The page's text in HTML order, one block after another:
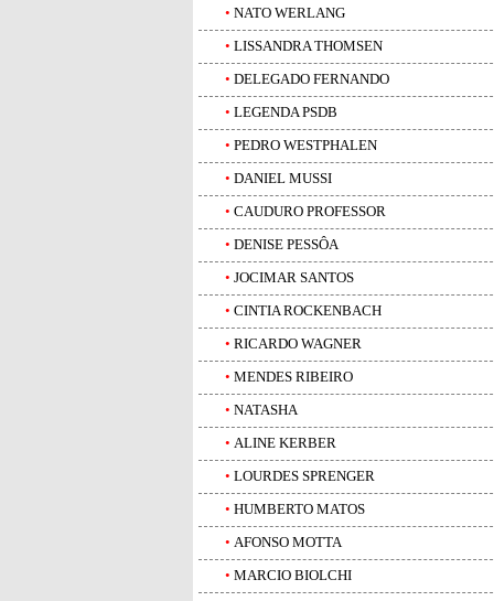
• NATO WERLANG
• LISSANDRA THOMSEN
• DELEGADO FERNANDO
• LEGENDA PSDB
• PEDRO WESTPHALEN
• DANIEL MUSSI
• CAUDURO PROFESSOR
• DENISE PESSÔA
• JOCIMAR SANTOS
• CINTIA ROCKENBACH
• RICARDO WAGNER
• MENDES RIBEIRO
• NATASHA
• ALINE KERBER
• LOURDES SPRENGER
• HUMBERTO MATOS
• AFONSO MOTTA
• MARCIO BIOLCHI